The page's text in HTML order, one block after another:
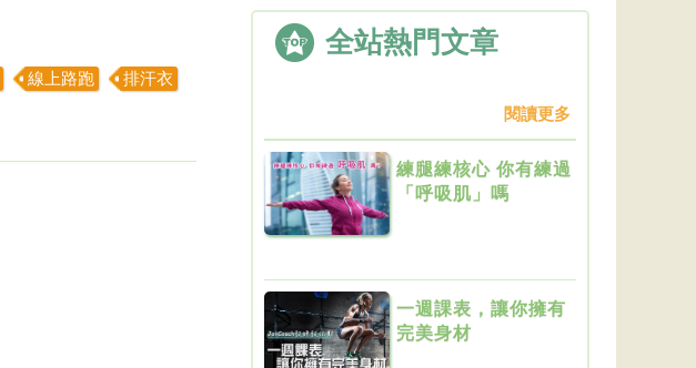
線上路跑 排汗衣
全站熱門文章
閱讀更多
練腿練核心 你有練過
「呼吸肌」嗎
一週課表，讓你擁有
完美身材